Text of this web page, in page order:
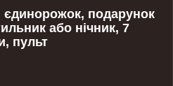
подарунок
або нічник, 7
пульт